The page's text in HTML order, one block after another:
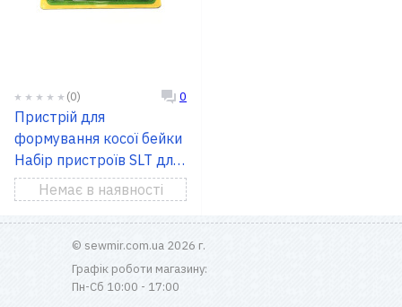
(0) 0
Пристрій для
формування косої бейки
Набір пристроїв SLT для
формування косої бейки
Немає в наявності
© sewmir.com.ua 2026 г.
Графік роботи магазину:
Пн-Сб 10:00 - 17:00